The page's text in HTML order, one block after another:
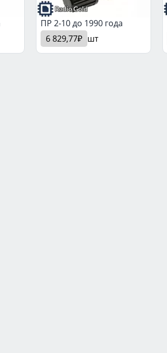
ПР 2-10 до 1990 года
6 829,77₽ шт